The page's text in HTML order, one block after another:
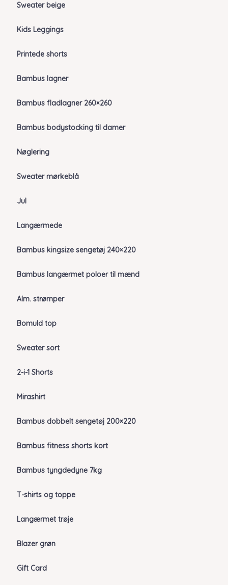
Sweater beige
Kids Leggings
Printede shorts
Bambus lagner
Bambus fladlagner 260×260
Bambus bodystocking til damer
Nøglering
Sweater mørkeblå
Jul
Langærmede
Bambus kingsize sengetøj 240×220
Bambus langærmet poloer til mænd
Alm. strømper
Bomuld top
Sweater sort
2-i-1 Shorts
Mirashirt
Bambus dobbelt sengetøj 200×220
Bambus fitness shorts kort
Bambus tyngdedyne 7kg
T-shirts og toppe
Langærmet trøje
Blazer grøn
Gift Card